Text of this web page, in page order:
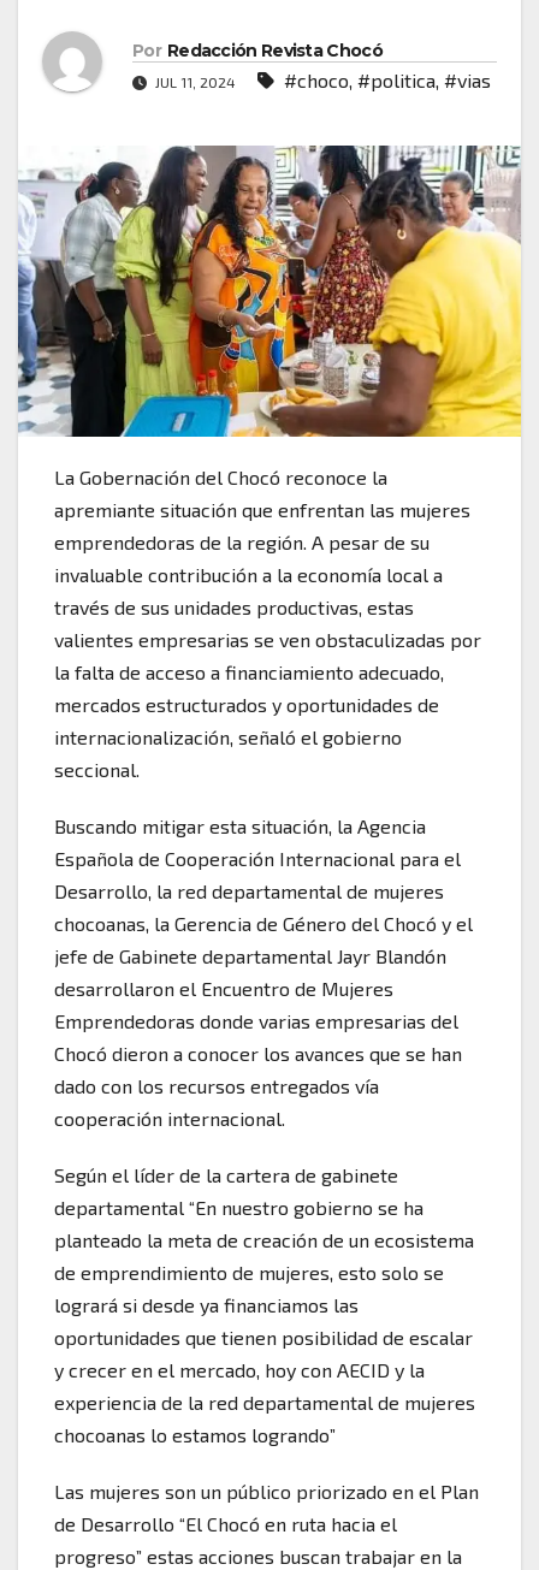
Por Redacción Revista Chocó
JUL 11, 2024 #choco, #politica, #vias
La Gobernación del Chocó reconoce la
apremiante situación que enfrentan las mujeres
emprendedoras de la región. A pesar de su
invaluable contribución a la economía local a
través de sus unidades productivas, estas
valientes empresarias se ven obstaculizadas por
la falta de acceso a financiamiento adecuado,
mercados estructurados y oportunidades de
internacionalización, señaló el gobierno
seccional.
Buscando mitigar esta situación, la Agencia
Española de Cooperación Internacional para el
Desarrollo, la red departamental de mujeres
chocoanas, la Gerencia de Género del Chocó y el
jefe de Gabinete departamental Jayr Blandón
desarrollaron el Encuentro de Mujeres
Emprendedoras donde varias empresarias del
Chocó dieron a conocer los avances que se han
dado con los recursos entregados vía
cooperación internacional.
Según el líder de la cartera de gabinete
departamental “En nuestro gobierno se ha
planteado la meta de creación de un ecosistema
de emprendimiento de mujeres, esto solo se
logrará si desde ya financiamos las
oportunidades que tienen posibilidad de escalar
y crecer en el mercado, hoy con AECID y la
experiencia de la red departamental de mujeres
chocoanas lo estamos logrando”
Las mujeres son un público priorizado en el Plan
de Desarrollo “El Chocó en ruta hacia el
progreso” estas acciones buscan trabajar en la